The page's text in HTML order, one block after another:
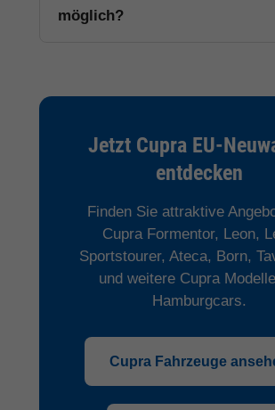
möglich?
Jetzt Cupra EU-
entdecken
Finden Sie attraktive
Cupra Formentor, Leon,
Sportstourer, Ateca, Born,
und weitere Cupra
Hamburgcars.
Cupra Fahrzeuge